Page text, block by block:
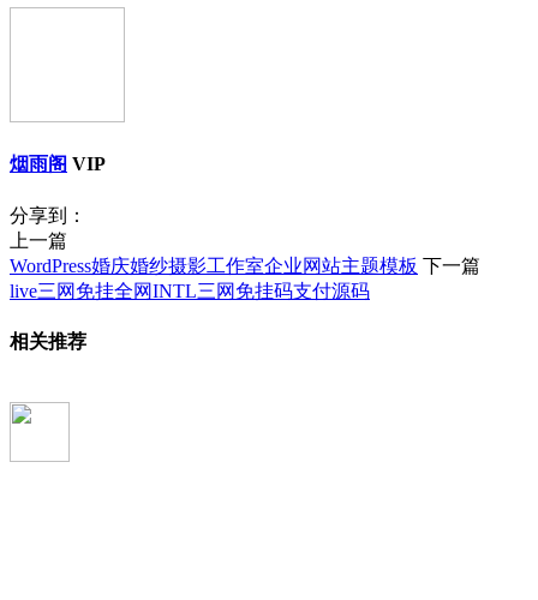
烟雨阁 VIP
分享到：
上一篇
WordPress婚庆婚纱摄影工作室企业网站主题模板 下一篇
live三网免挂全网INTL三网免挂码支付源码
相关推荐